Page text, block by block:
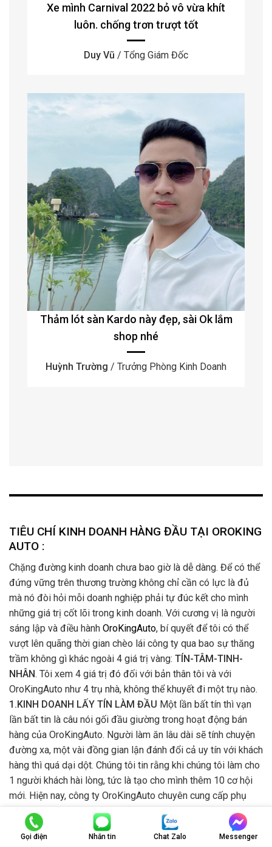
Xe mình Carnival 2022 bỏ vô vừa khít
luôn. chống trơn trượt tốt
Duy Vũ / Tổng Giám Đốc
Thảm lót sàn Kardo này đẹp, sài Ok lắm
shop nhé
Huỳnh Trường / Trưởng Phòng Kinh Doanh
TIÊU CHÍ KINH DOANH HÀNG ĐẦU TẠI OROKING
AUTO :
Chặng đường kinh doanh chưa bao giờ là dễ dàng. Để có thể
đứng vững trên thương trường không chỉ cần có lực là đủ
mà nó đòi hỏi mỗi doanh nghiệp phải tự đúc kết cho mình
những giá trị cốt lõi trong kinh doanh. Với cương vị là người
sáng lập và điều hành OroKingAuto, bí quyết để tôi có thể
vượt lên quãng thời gian chèo lái công ty qua bao sự thăng
trầm không gì khác ngoài 4 giá trị vàng: TÍN-TÂM-TINH-
NHÂN. Tôi xem 4 giá trị đó đối với bản thân tôi và với
OroKingAuto như 4 trụ nhà, không thể khuyết đi một trụ nào.
1.KINH DOANH LẤY TÍN LÀM ĐẦU Một lần bất tín thì vạn
lần bất tin là câu nói gối đầu giường trong hoạt động bán
hàng của OroKingAuto. Người làm ăn lâu dài sẽ tính chuyện
đường xa, một vài đồng gian lận đánh đổi cả uy tín với khách
hàng thì quá dại dột. Chúng tôi tin rằng khi chúng tôi làm cho
1 người khách hài lòng, tức là tạo cho mình thêm 10 cơ hội
mới. Hiện nay, công ty OroKingAuto chuyên cung cấp phụ
kiện xe hơi chính hãng với mẫu mã đa dạng mà giá cả lại cực
kỳ phải chăng. Sản phẩm chúng tôi trải dài không chỉ từ
thảm taplo chính hãng mà còn phim cách nhiệt Lumar, bọc
Gọi điện Nhắn tin Chat Zalo Messenger